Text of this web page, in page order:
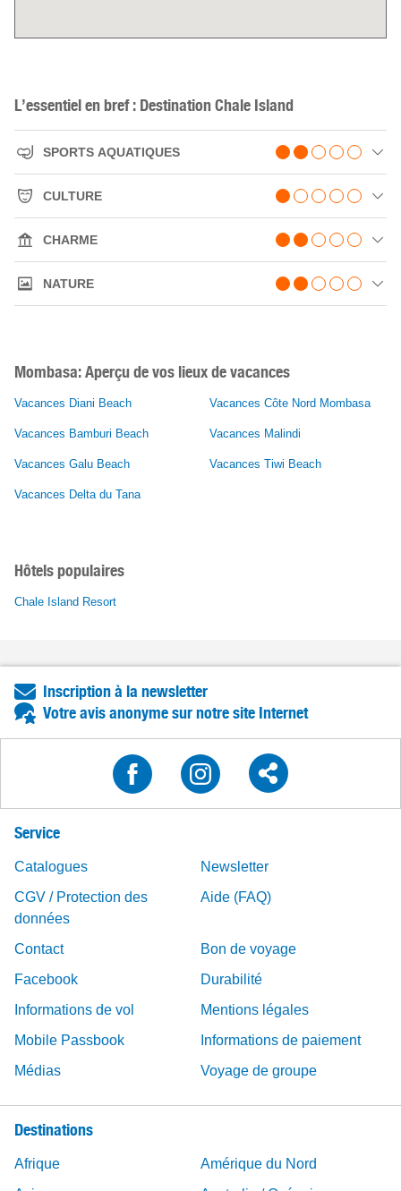
L’essentiel en bref : Destination Chale Island
SPORTS AQUATIQUES
CULTURE
CHARME
NATURE
Mombasa: Aperçu de vos lieux de vacances
Vacances Diani Beach Vacances Côte Nord Mombasa
Vacances Bamburi Beach Vacances Malindi
Vacances Galu Beach Vacances Tiwi Beach
Vacances Delta du Tana
Hôtels populaires
Chale Island Resort
Inscription à la newsletter
Votre avis anonyme sur notre site Internet
Service
Catalogues
Newsletter
CGV / Protection des
données
Aide (FAQ)
Contact
Bon de voyage
Facebook
Durabilité
Informations de vol
Mentions légales
Mobile Passbook
Informations de paiement
Médias
Voyage de groupe
Destinations
Afrique
Amérique du Nord